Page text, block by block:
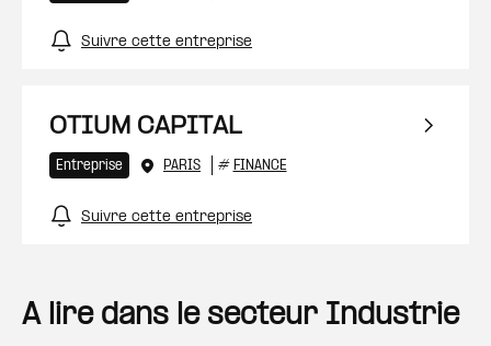
Suivre cette entreprise
OTIUM CAPITAL
Entreprise PARIS # FINANCE
Suivre cette entreprise
A lire dans le secteur Industrie